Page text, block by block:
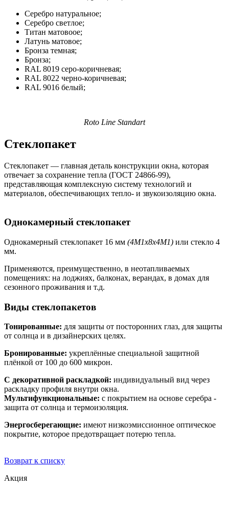
Серебро натуральное;
Серебро светлое;
Титан матовоое;
Латунь матовое;
Бронза темная;
Бронза;
RAL 8019 серо-коричневая;
RAL 8022 черно-коричневая;
RAL 9016 белый;
Roto Line Standart
Стеклопакет
Стеклопакет — главная деталь конструкции окна, которая
отвечает за сохранение тепла (ГОСТ 24866-99),
представляющая комплексную систему технологий и
материалов, обеспечивающих тепло- и звукоизоляцию окна.
Однокамерный стеклопакет
Однокамерный стеклопакет 16 мм (4М1х8х4М1) или стекло 4
мм.
Применяются, преимущественно, в неотапливаемых
помещениях: на лоджиях, балконах, верандах, в домах для
сезонного проживания и т.д.
Виды стеклопакетов
Тонированные: для защиты от посторонних глаз, для защиты
от солнца и в дизайнерских целях.
Бронированные: укреплённые специальной защитной
плёнкой от 100 до 600 микрон.
С декоративной раскладкой: индивидуальный вид через
раскладку профиля внутри окна.
Мультифункциональные: с покрытием на основе серебра -
защита от солнца и термоизоляция.
Энергосберегающие: имеют низкоэмиссионное оптическое
покрытие, которое предотвращает потерю тепла.
Возврат к списку
Акция